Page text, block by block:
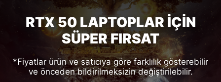
RTX 50 LAPTOPLAR İÇİN
SÜPER FIRSAT
*Fiyatlar ürün ve satıcıya göre farklılık gösterebilir
ve önceden bildirilmeksizin değiştirilebilir.